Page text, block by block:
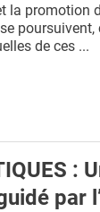
la promotion
de ces ...
:
par